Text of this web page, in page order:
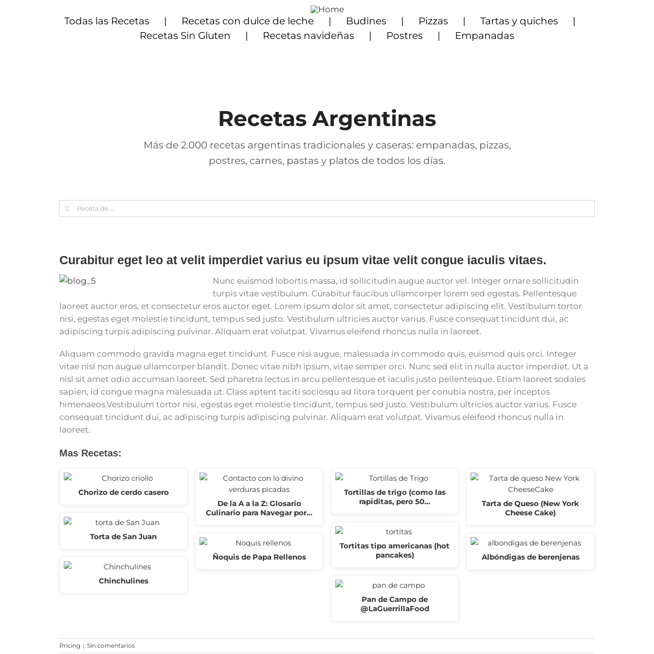
Todas las Recetas Recetas con dulce de leche Budines Pizzas
Tartas y quiches
Recetas Sin Gluten
Recetas navideñas Postres Empanadas
Recetas Argentinas
Más de 2.000 recetas argentinas tradicionales y caseras: empanadas, pizzas,
postres, carnes, pastas y platos de todos los días.
Search
for:
Curabitur eget leo at velit imperdiet varius eu ipsum vitae velit congue iaculis vitaes.
Nunc euismod lobortis massa, id sollicitudin augue auctor vel. Integer ornare sollicitudin
turpis vitae vestibulum. Curabitur faucibus ullamcorper lorem sed egestas. Pellentesque
laoreet auctor eros, et consectetur eros auctor eget. Lorem ipsum dolor sit amet, consectetur adipiscing elit. Vestibulum tortor
nisi, egestas eget molestie tincidunt, tempus sed justo. Vestibulum ultricies auctor varius. Fusce consequat tincidunt dui, ac
adipiscing turpis adipiscing pulvinar. Aliquam erat volutpat. Vivamus eleifend rhoncus nulla in laoreet.
Aliquam commodo gravida magna eget tincidunt. Fusce nisi augue, malesuada in commodo quis, euismod quis orci. Integer
vitae nisl non augue ullamcorper blandit. Donec vitae nibh ipsum, vitae semper orci. Nunc sed elit in nulla auctor imperdiet. Ut a
nisl sit amet odio accumsan laoreet. Sed pharetra lectus in arcu pellentesque et iaculis justo pellentesque. Etiam laoreet sodales
sapien, id congue magna malesuada ut. Class aptent taciti sociosqu ad litora torquent per conubia nostra, per inceptos
himenaeos.Vestibulum tortor nisi, egestas eget molestie tincidunt, tempus sed justo. Vestibulum ultricies auctor varius. Fusce
consequat tincidunt dui, ac adipiscing turpis adipiscing pulvinar. Aliquam erat volutpat. Vivamus eleifend rhoncus nulla in
laoreet.
Mas Recetas:
Chorizo de cerdo casero
Torta de San Juan
Chinchulines
De la A a la Z: Glosario
Culinario para Navegar por…
Ñoquis de Papa Rellenos
Tortillas de trigo (como las
rapiditas, pero 50…
Tortitas tipo americanas (hot
pancakes)
Pan de Campo de
@LaGuerrillaFood
Tarta de Queso (New York
Cheese Cake)
Albóndigas de berenjenas
Pricing | Sin comentarios